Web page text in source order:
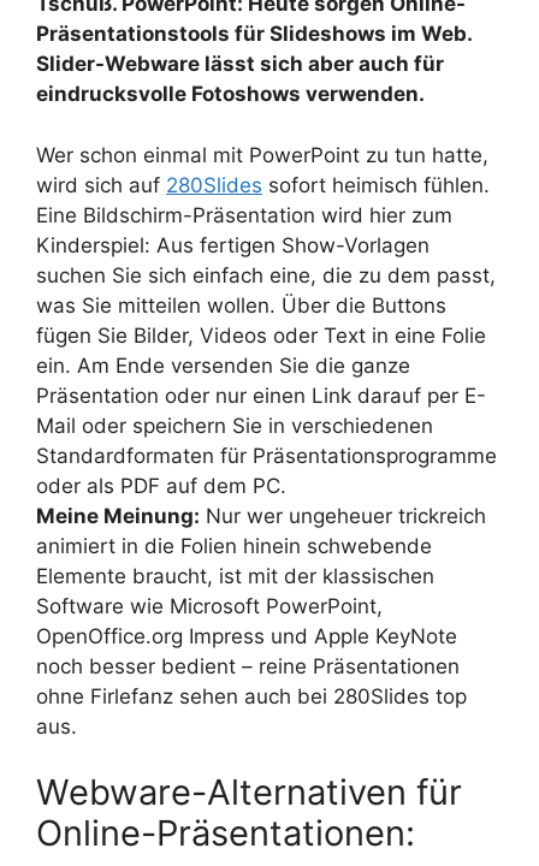
Präsentationstools für Slideshows im Web.
Slider-Webware lässt sich aber auch für
eindrucksvolle Fotoshows verwenden.
Wer schon einmal mit PowerPoint zu tun hatte,
wird sich auf 280Slides sofort heimisch fühlen.
Eine Bildschirm-Präsentation wird hier zum
Kinderspiel: Aus fertigen Show-Vorlagen
suchen Sie sich einfach eine, die zu dem passt,
was Sie mitteilen wollen. Über die Buttons
fügen Sie Bilder, Videos oder Text in eine Folie
ein. Am Ende versenden Sie die ganze
Präsentation oder nur einen Link darauf per E-
Mail oder speichern Sie in verschiedenen
Standardformaten für Präsentationsprogramme
oder als PDF auf dem PC.
Meine Meinung: Nur wer ungeheuer trickreich
animiert in die Folien hinein schwebende
Elemente braucht, ist mit der klassischen
Software wie Microsoft PowerPoint,
OpenOffice.org Impress und Apple KeyNote
noch besser bedient – reine Präsentationen
ohne Firlefanz sehen auch bei 280Slides top
aus.
Webware-Alternativen für
Online-Präsentationen: